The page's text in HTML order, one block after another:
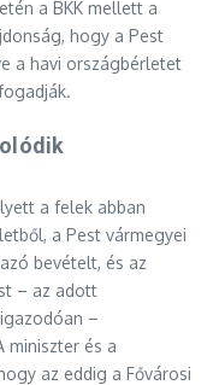
a BKK mellett a
hogy a Pest
a havi országbérletet
a felek abban
a Pest vármegyei
bevételt, és az
– az adott
–
miniszter és a
az eddig a Fővárosi